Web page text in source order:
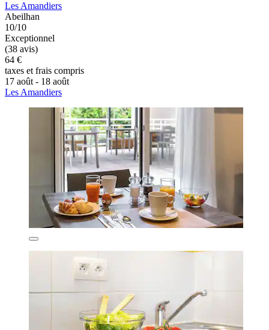
Les Amandiers
Abeilhan
10/10
Exceptionnel
(38 avis)
64 €
taxes et frais compris
17 août - 18 août
Les Amandiers